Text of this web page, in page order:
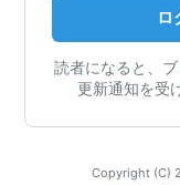
ロ
読者になると、
更新通知を受
Copyright (C)